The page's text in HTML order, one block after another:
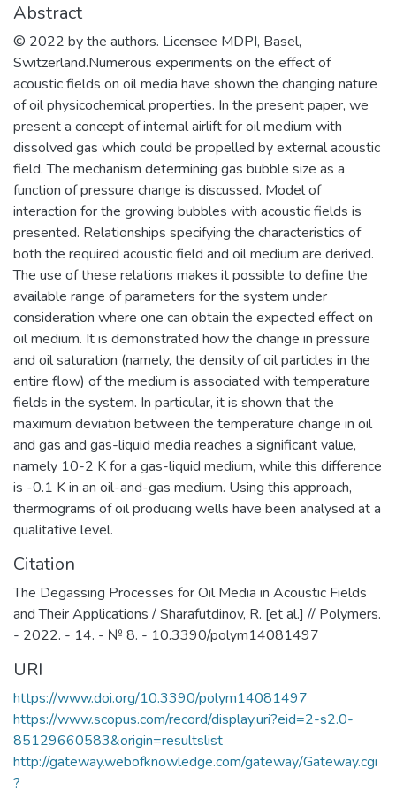
обучающихся в интеллектуальном,
культурном, нравственном развитии и
приобретении ими профессиональных
знаний; формирование у студентов
мотивации и умения учиться;
профессиональная ориентация
школьников и студентов в избранной
области знаний, формирование
способностей и навыков
профессионального самоопределения
и профессионального саморазвития.
Основными целями и задачами
Института являются:
обеспечение высококачественной
(фундаментальной) базовой
подготовки студентов бакалавриата и
специалитета; поддержка и развитие у
студентов стремления к осознанному
продолжению обучения в институтах
(САЕ и др.) и на факультетах
Университета; обеспечение
преемственности образовательных
программ общего среднего и высшего
образования; обеспечение высокого
партнеров НИЯУ МИФИ за счет
интеграции основного и
дополнительного образования;
учебно-методическое руководство
Института, осуществляющими
подготовку бакалавров и специалистов
по социо-гуманитарным,
общепрофессиональным и
естественнонаучным дисциплинам,
Abstract
© 2022 by the authors. Licensee MDPI, Basel,
Switzerland.Numerous experiments on the effect of
acoustic fields on oil media have shown the changing nature
of oil physicochemical properties. In the present paper, we
present a concept of internal airlift for oil medium with
dissolved gas which could be propelled by external acoustic
field. The mechanism determining gas bubble size as a
function of pressure change is discussed. Model of
interaction for the growing bubbles with acoustic fields is
presented. Relationships specifying the characteristics of
both the required acoustic field and oil medium are derived.
The use of these relations makes it possible to define the
available range of parameters for the system under
consideration where one can obtain the expected effect on
oil medium. It is demonstrated how the change in pressure
and oil saturation (namely, the density of oil particles in the
entire flow) of the medium is associated with temperature
fields in the system. In particular, it is shown that the
maximum deviation between the temperature change in oil
and gas and gas-liquid media reaches a significant value,
namely 10-2 K for a gas-liquid medium, while this difference
is -0.1 K in an oil-and-gas medium. Using this approach,
thermograms of oil producing wells have been analysed at a
qualitative level.
Citation
The Degassing Processes for Oil Media in Acoustic Fields
and Their Applications / Sharafutdinov, R. [et al.] // Polymers.
- 2022. - 14. - № 8. - 10.3390/polym14081497
URI
https://www.doi.org/10.3390/polym14081497
https://www.scopus.com/record/display.uri?eid=2-s2.0-
85129660583&origin=resultslist
http://gateway.webofknowledge.com/gateway/Gateway.cgi
?